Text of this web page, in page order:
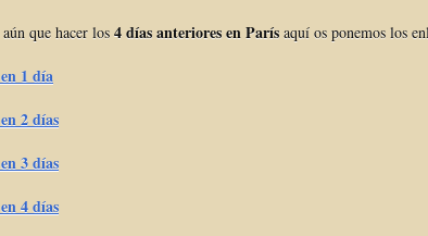
que hacer los 4 días anteriores en París aquí os ponemos los
1 día
2 días
3 días
4 días